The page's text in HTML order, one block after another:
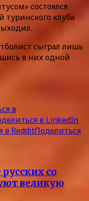
состоялся
туринского клуба
сыграл лишь
в них одной
в
в LinkedIn
в RedditПоделиться
со
великую